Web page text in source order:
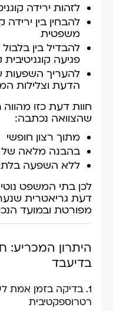
לזהות ירידה
להבחין בין ירידה
משפטית
להבדיל בין
פגיעה
להעריך השפעות
הדעת וצלילות
חוות דעת כזו מהווה
שהצוואה נכתבה:
מתוך רצון חופשי
בהבנה מלאה
ללא השפעה
לכן בתי המשפט
דעת גריאטרית
מפורטת ובמועד
היתרון המכריע:
בדיעבד
1. בדיקה בזמן אמת
רטרוספקטיבית